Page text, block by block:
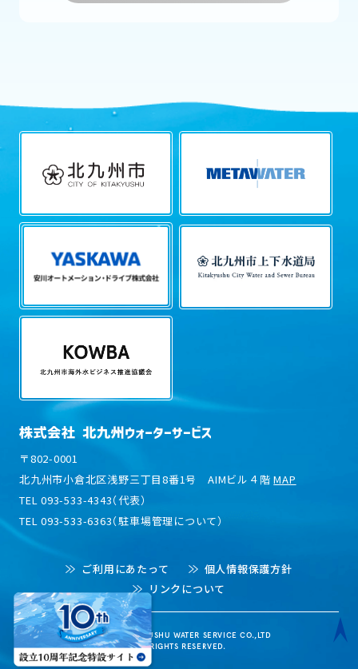
す。しかしながら、関係サイトを含めた第三者が運営
するウェブサイトにおける個人情報の取扱いに関し
だきます。
〒802-0001
北九州市小倉北区浅野三丁目8番1号 AIMビル４階MAP
TEL 093-533-4343（代表）
TEL 093-533-6363（駐車場管理について）
ご利用にあたって
個人情報保護方針
リンクについて
© 2022 KITAKYUSHU WATER SERVICE CO.,LTD
ALL RIGHTS RESERVED.